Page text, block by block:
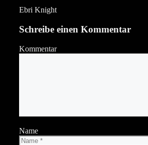
Ebri Knight
Schreibe einen Kommentar
Kommentar
Name